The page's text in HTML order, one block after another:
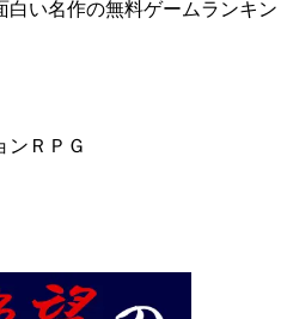
白い名作の無料ゲームランキン
ンＲＰＧ